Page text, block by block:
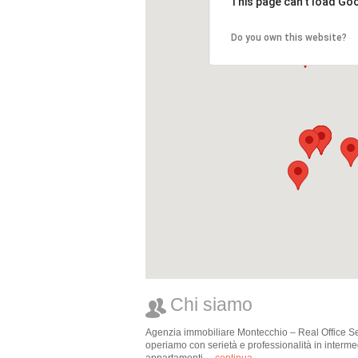
Do you own this website?
Chi siamo
Agenzia immobiliare Montecchio – Real Office
operiamo con serietà e professionalità in